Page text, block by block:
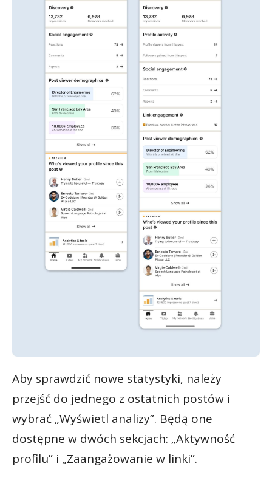
Aby sprawdzić nowe statystyki, należy
przejść do jednego z ostatnich postów i
wybrać „Wyświetl analizy”. Będą one
dostępne w dwóch sekcjach: „Aktywność
profilu” i „Zaangażowanie w linki”.